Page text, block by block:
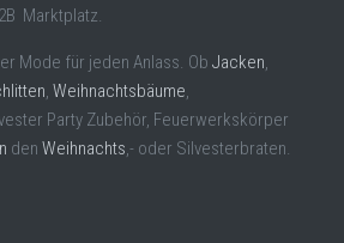
Marktplatz.
Mode für jeden Anlass. Ob Jacken,
, Weihnachtsbäume,
Party Zubehör, Feuerwerkskörper
den Weihnachts,- oder Silvesterbraten.